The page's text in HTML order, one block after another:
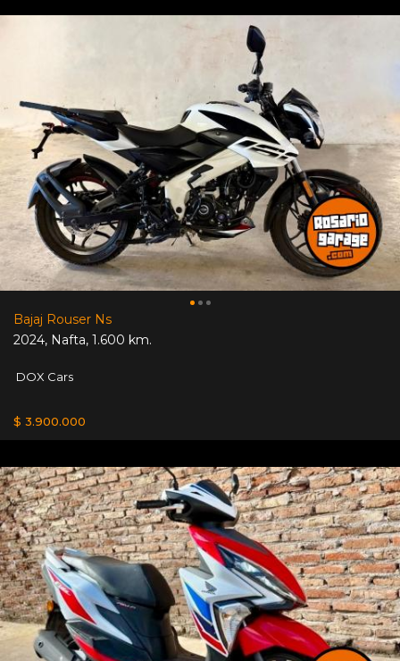
Bajaj Rouser Ns
2024, Nafta, 1.600 km.
DOX Cars
$ 3.900.000